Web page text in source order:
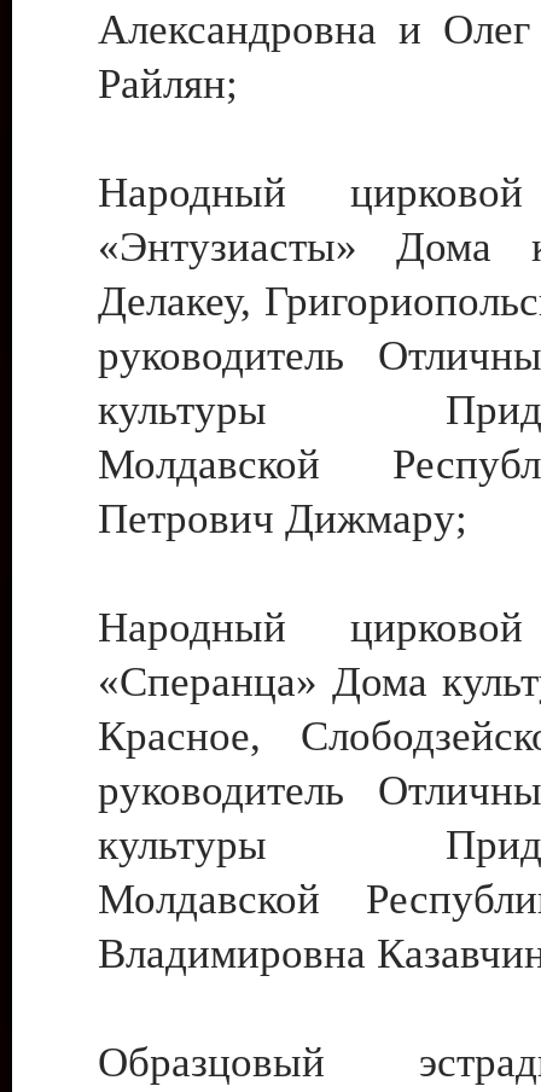
Александровна и
Райлян;
Народный цирковой
«Энтузиасты» Дома
Делакеу,
руководитель
культуры
Молдавской
Петрович Дижмару;
Народный цирковой
«Сперанца» Дома
Красное,
руководитель
культуры
Молдавской
Владимировна
Образцовый